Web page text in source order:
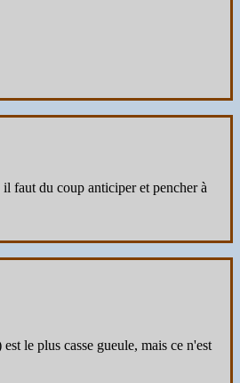
faut du coup anticiper et pencher à
le plus casse gueule, mais ce n'est